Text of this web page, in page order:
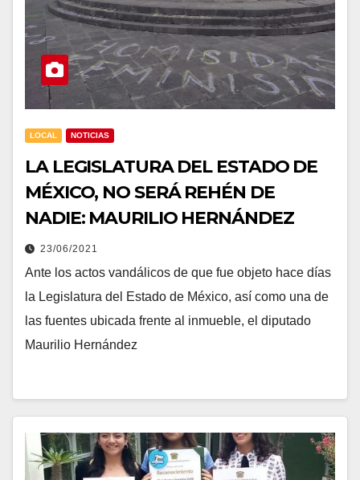
LOCAL NOTICIAS
LA LEGISLATURA DEL ESTADO DE
MÉXICO, NO SERÁ REHÉN DE
NADIE: MAURILIO HERNÁNDEZ
23/06/2021
Ante los actos vandálicos de que fue objeto hace días
la Legislatura del Estado de México, así como una de
las fuentes ubicada frente al inmueble, el diputado
Maurilio Hernández